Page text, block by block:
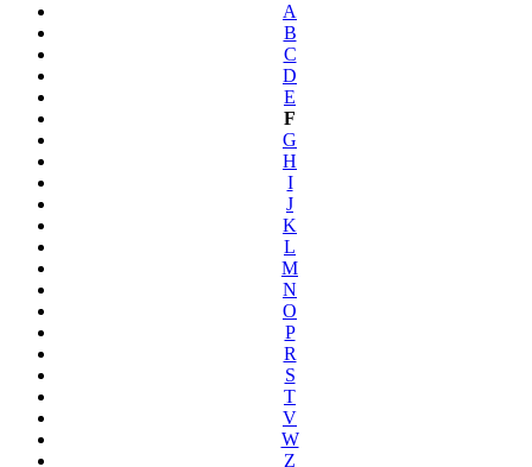
A
B
C
D
E
F
G
H
I
J
K
L
M
N
O
P
R
S
T
V
W
Z